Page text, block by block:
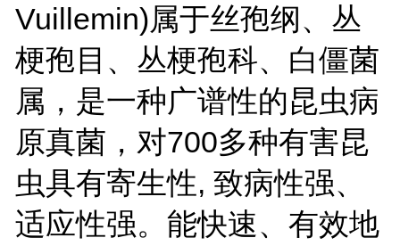
Vuillemin)属于丝孢纲、丛
梗孢目、丛梗孢科、白僵菌
属，是一种广谱性的昆虫病
原真菌，对700多种有害昆
虫具有寄生性, 致病性强、
适应性强。能快速、有效地